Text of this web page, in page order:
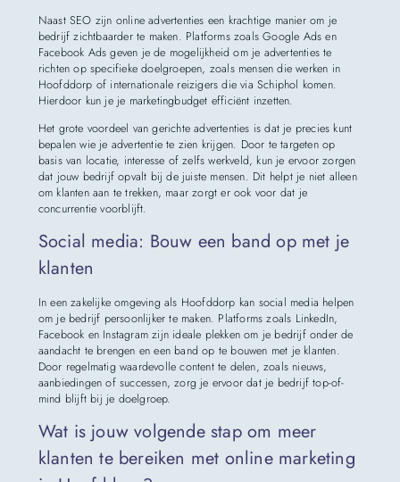
Naast SEO zijn online advertenties een krachtige manier om je
bedrijf zichtbaarder te maken. Platforms zoals Google Ads en
Facebook Ads geven je de mogelijkheid om je advertenties te
richten op specifieke doelgroepen, zoals mensen die werken in
Hoofddorp of internationale reizigers die via Schiphol komen.
Hierdoor kun je je marketingbudget efficiënt inzetten.
Het grote voordeel van gerichte advertenties is dat je precies kunt
bepalen wie je advertentie te zien krijgen. Door te targeten op
basis van locatie, interesse of zelfs werkveld, kun je ervoor zorgen
dat jouw bedrijf opvalt bij de juiste mensen. Dit helpt je niet alleen
om klanten aan te trekken, maar zorgt er ook voor dat je
concurrentie voorblijft.
Social media: Bouw een band op met je
klanten
In een zakelijke omgeving als Hoofddorp kan social media helpen
om je bedrijf persoonlijker te maken. Platforms zoals LinkedIn,
Facebook en Instagram zijn ideale plekken om je bedrijf onder de
aandacht te brengen en een band op te bouwen met je klanten.
Door regelmatig waardevolle content te delen, zoals nieuws,
aanbiedingen of successen, zorg je ervoor dat je bedrijf top-of-
mind blijft bij je doelgroep.
Wat is jouw volgende stap om meer
klanten te bereiken met online marketing